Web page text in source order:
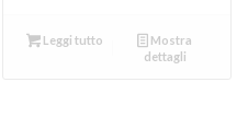
Leggi tutto
Mostra
dettagli